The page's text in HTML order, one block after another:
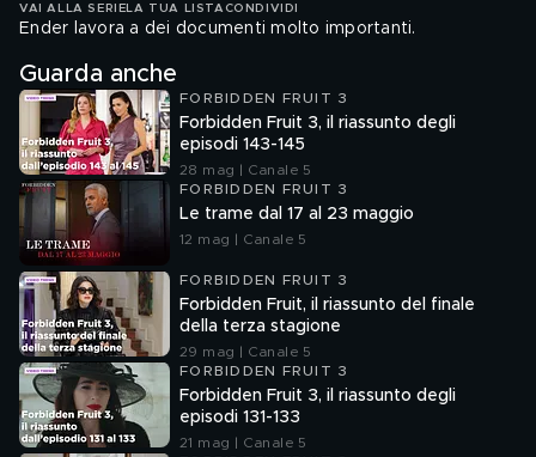
VAI ALLA SERIE LA TUA LISTA CONDIVIDI
Ender lavora a dei documenti molto importanti.
Guarda anche
FORBIDDEN FRUIT 3
Forbidden Fruit 3, il riassunto degli
episodi 143-145
28 mag | Canale 5
FORBIDDEN FRUIT 3
Le trame dal 17 al 23 maggio
12 mag | Canale 5
FORBIDDEN FRUIT 3
Forbidden Fruit, il riassunto del finale
della terza stagione
29 mag | Canale 5
FORBIDDEN FRUIT 3
Forbidden Fruit 3, il riassunto degli
episodi 131-133
21 mag | Canale 5